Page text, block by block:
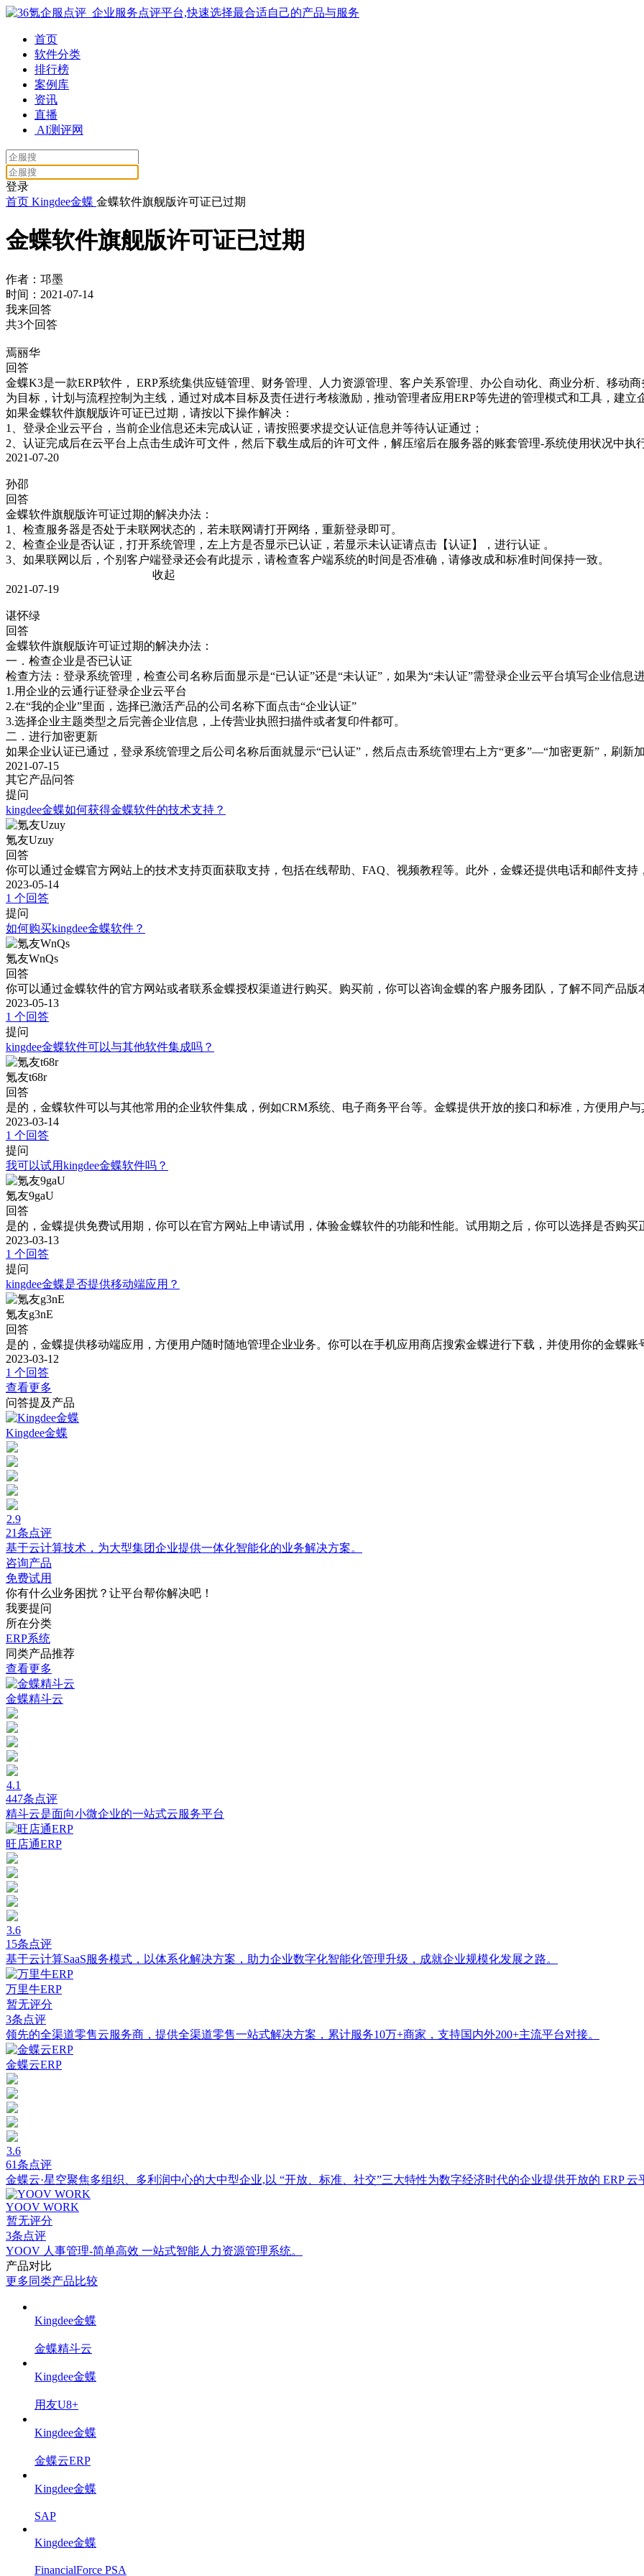
首页
软件分类
排行榜
案例库
资讯
直播
AI测评网
登录
首页 Kingdee金蝶 金蝶软件旗舰版许可证已过期
金蝶软件旗舰版许可证已过期
作者：邛墨
时间：2021-07-14
我来回答
共3个回答
焉丽华
回答
金蝶K3是一款ERP软件， ERP系统集供应链管理、财务管理、人力资源管理、客户关系管理、办公自动化、商业分析、移动
为目标，计划与流程控制为主线，通过对成本目标及责任进行考核激励，推动管理者应用ERP等先进的管理模式和工具，建
如果金蝶软件旗舰版许可证已过期，请按以下操作解决：
1、登录企业云平台，当前企业信息还未完成认证，请按照要求提交认证信息并等待认证通过；
2、认证完成后在云平台上点击生成许可文件，然后下载生成后的许可文件，解压缩后在服务器的账套管理-系统使用状况中执
2021-07-20
孙邵
回答
金蝶软件旗舰版许可证过期的解决办法：
1、检查服务器是否处于未联网状态的，若未联网请打开网络，重新登录即可。
2、检查企业是否认证，打开系统管理，左上方是否显示已认证，若显示未认证请点击【认证】，进行认证 。
3、如果联网以后，个别客户端登录还会有此提示，请检查客户端系统的时间是否准确，请修改成和标准时间保持一致。
收起
2021-07-19
谌怀绿
回答
金蝶软件旗舰版许可证过期的解决办法：
一．检查企业是否已认证
检查方法：登录系统管理，检查公司名称后面显示是“已认证”还是“未认证”，如果为“未认证”需登录企业云平台填写企业信息
1.用企业的云通行证登录企业云平台
2.在“我的企业”里面，选择已激活产品的公司名称下面点击“企业认证”
3.选择企业主题类型之后完善企业信息，上传营业执照扫描件或者复印件都可。
二．进行加密更新
如果企业认证已通过，登录系统管理之后公司名称后面就显示“已认证”，然后点击系统管理右上方“更多”—“加密更新”，刷新
2021-07-15
其它产品问答
提问
kingdee金蝶如何获得金蝶软件的技术支持？
氪友Uzuy
回答
你可以通过金蝶官方网站上的技术支持页面获取支持，包括在线帮助、FAQ、视频教程等。此外，金蝶还提供电话和邮件支
2023-05-14
1 个回答
提问
如何购买kingdee金蝶软件？
氪友WnQs
回答
你可以通过金蝶软件的官方网站或者联系金蝶授权渠道进行购买。购买前，你可以咨询金蝶的客户服务团队，了解不同产品版
2023-05-13
1 个回答
提问
kingdee金蝶软件可以与其他软件集成吗？
氪友t68r
回答
是的，金蝶软件可以与其他常用的企业软件集成，例如CRM系统、电子商务平台等。金蝶提供开放的接口和标准，方便用户
2023-03-14
1 个回答
提问
我可以试用kingdee金蝶软件吗？
氪友9gaU
回答
是的，金蝶提供免费试用期，你可以在官方网站上申请试用，体验金蝶软件的功能和性能。试用期之后，你可以选择是否购买
2023-03-13
1 个回答
提问
kingdee金蝶是否提供移动端应用？
氪友g3nE
回答
是的，金蝶提供移动端应用，方便用户随时随地管理企业业务。你可以在手机应用商店搜索金蝶进行下载，并使用你的金蝶账
2023-03-12
1 个回答
查看更多
问答提及产品
Kingdee金蝶
2.9
21条点评
基于云计算技术，为大型集团企业提供一体化智能化的业务解决方案。
咨询产品
免费试用
你有什么业务困扰？让平台帮你解决吧！
我要提问
所在分类
ERP系统
同类产品推荐
查看更多
金蝶精斗云
4.1
447条点评
精斗云是面向小微企业的一站式云服务平台
旺店通ERP
3.6
15条点评
基于云计算SaaS服务模式，以体系化解决方案，助力企业数字化智能化管理升级，成就企业规模化发展之路。
万里牛ERP
暂无评分
3条点评
领先的全渠道零售云服务商，提供全渠道零售一站式解决方案，累计服务10万+商家，支持国内外200+主流平台对接。
金蝶云ERP
3.6
61条点评
金蝶云·星空聚焦多组织、多利润中心的大中型企业,以 “开放、标准、社交”三大特性为数字经济时代的企业提供开放的 ERP 云
YOOV WORK
暂无评分
3条点评
YOOV 人事管理-简单高效 一站式智能人力资源管理系统。
产品对比
更多同类产品比较
Kingdee金蝶
金蝶精斗云
Kingdee金蝶
用友U8+
Kingdee金蝶
金蝶云ERP
Kingdee金蝶
SAP
Kingdee金蝶
FinancialForce PSA